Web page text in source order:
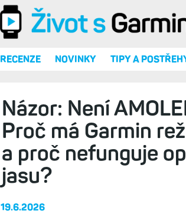
RECENZE NOVINKY TIPY A
Názor: Není
Proč má Garmin
a proč nefunguje
jasu?
19.6.2026